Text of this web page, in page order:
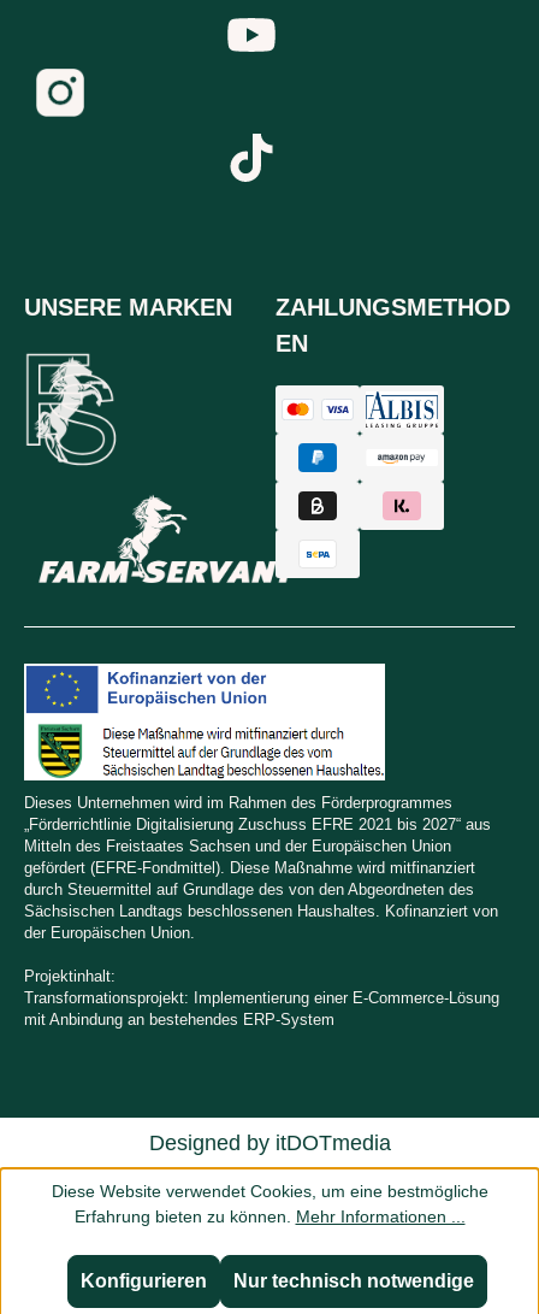
UNSERE MARKEN
ZAHLUNGSMETHOD
EN
Dieses Unternehmen wird im Rahmen des Förderprogrammes
„Förderrichtlinie Digitalisierung Zuschuss EFRE 2021 bis 2027“ aus
Mitteln des Freistaates Sachsen und der Europäischen Union
gefördert (EFRE-Fondmittel). Diese Maßnahme wird mitfinanziert
durch Steuermittel auf Grundlage des von den Abgeordneten des
Sächsischen Landtags beschlossenen Haushaltes. Kofinanziert von
der Europäischen Union.
Projektinhalt:
Transformationsprojekt: Implementierung einer E-Commerce-Lösung
mit Anbindung an bestehendes ERP-System
Designed by itDOTmedia
Diese Website verwendet Cookies, um eine bestmögliche
Erfahrung bieten zu können. Mehr Informationen ...
Nur technisch notwendige
Konfigurieren